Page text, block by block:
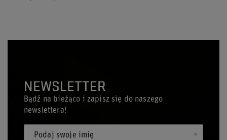
NEWSLETTER
Bądź na bieżąco i zapisz się do naszego
newslettera!
Podaj swoje imię